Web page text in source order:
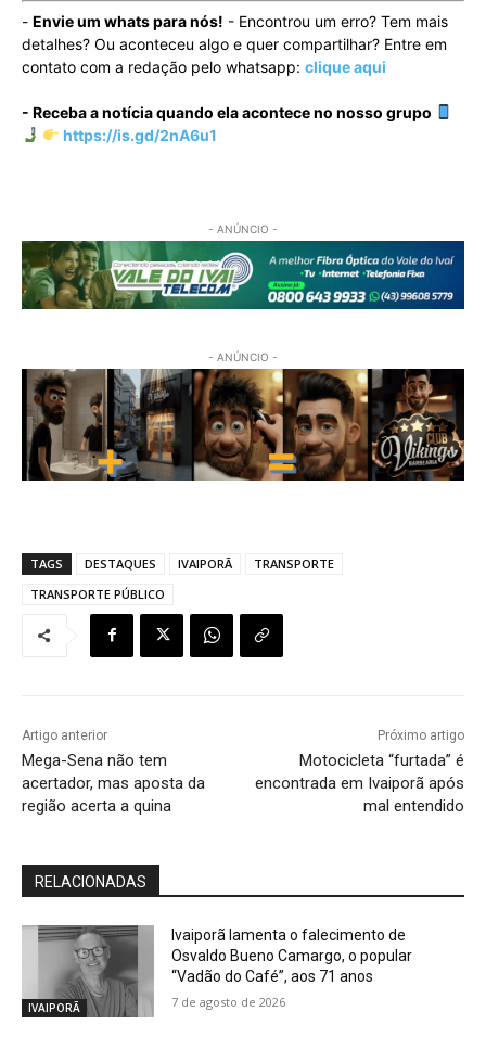
- Envie um whats para nós! - Encontrou um erro? Tem mais
detalhes? Ou aconteceu algo e quer compartilhar? Entre em
contato com a redação pelo whatsapp: clique aqui
- Receba a notícia quando ela acontece no nosso grupo
https://is.gd/2nA6u1
- ANÚNCIO -
- ANÚNCIO -
TAGS DESTAQUES IVAIPORÃ
TRANSPORTE
TRANSPORTE PÚBLICO
Artigo anterior
Mega-Sena não tem
acertador, mas aposta da
região acerta a quina
Próximo artigo
Motocicleta “furtada” é
encontrada em Ivaiporã após
mal entendido
RELACIONADAS
IVAIPORÃ
Ivaiporã lamenta o falecimento de
Osvaldo Bueno Camargo, o popular
“Vadão do Café”, aos 71 anos
7 de agosto de 2026